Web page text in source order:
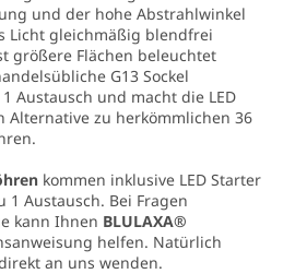
und der hohe Abstrahlwinkel
Licht gleichmäßig blendfrei
größere Flächen beleuchtet
G13 Sockel
Austausch und macht die LED
Alternative zu herkömmlichen 36
kommen inklusive LED Starter
Austausch. Bei Fragen
kann Ihnen BLULAXA®
helfen. Natürlich
an uns wenden.